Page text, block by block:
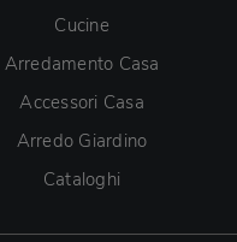
Cucine
Arredamento Casa
Accessori Casa
Arredo Giardino
Cataloghi